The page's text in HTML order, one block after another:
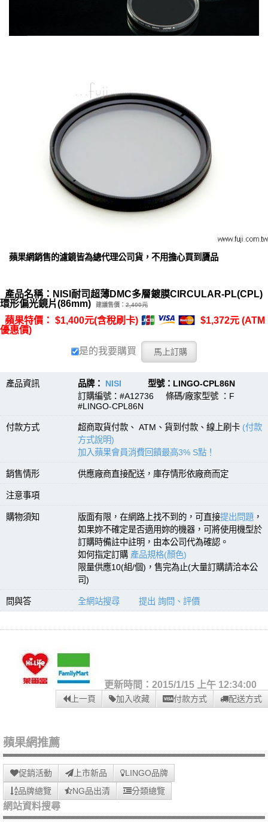
蘋果網銷售的濾鏡皆為總代理公司貨，不用擔心買到贗品
產品名稱：NISI耐司超薄DMC多層鍍膜CIRCULAR-PL(CPL)
環形偏光鏡片(86mm)
建議售價： 2,400元
蘋果特價： $1,400元(含稅刷卡)
$1,372元 (ATM
優惠價)
是的我要購買
產品資訊 品牌： NISI 型號：LINGO-CPL86N
訂購編號：#A12736 條碼/廠家型號 ：F
#LINGO-CPL86N
付款方式 超商取貨付款、 ATM、貨到付款、線上刷卡 (付款
方式說明)
加入蘋果會員消費回饋最高3% S點！
銷售情形 供應廠商直接配送，庫存情形依廠商而定
注意事項
購物須知 版面有限，在網路上找不到的，可直接提出問題 ，
如果妳不確定是否適用妳的機器，可將使用機型於
訂購時備註中註明，由本公司代為確認。
如何指定訂購 產品規格(顏色)
限量供應10(組/個)，售完為止(大量訂購請洽本公
司)
問與答 全網站搜尋 提出 詢問、評價
更新時間：2015/1/15 上午 12:34:00
上一頁 加入收藏 付款方式 配送方式
蘋果網推薦
促銷活動 上市新品
LINGO品牌
品牌總覽
NG品出清 分類總覽
網站資料搜尋